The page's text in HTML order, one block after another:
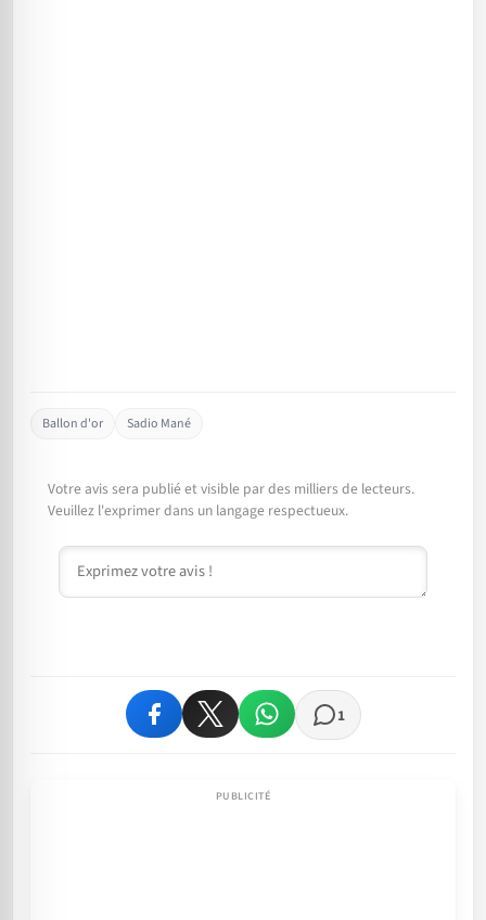
Ballon d'or Sadio Mané
Votre avis sera publié et visible par des milliers de lecteurs.
Veuillez l'exprimer dans un langage respectueux.
Commentaire
1